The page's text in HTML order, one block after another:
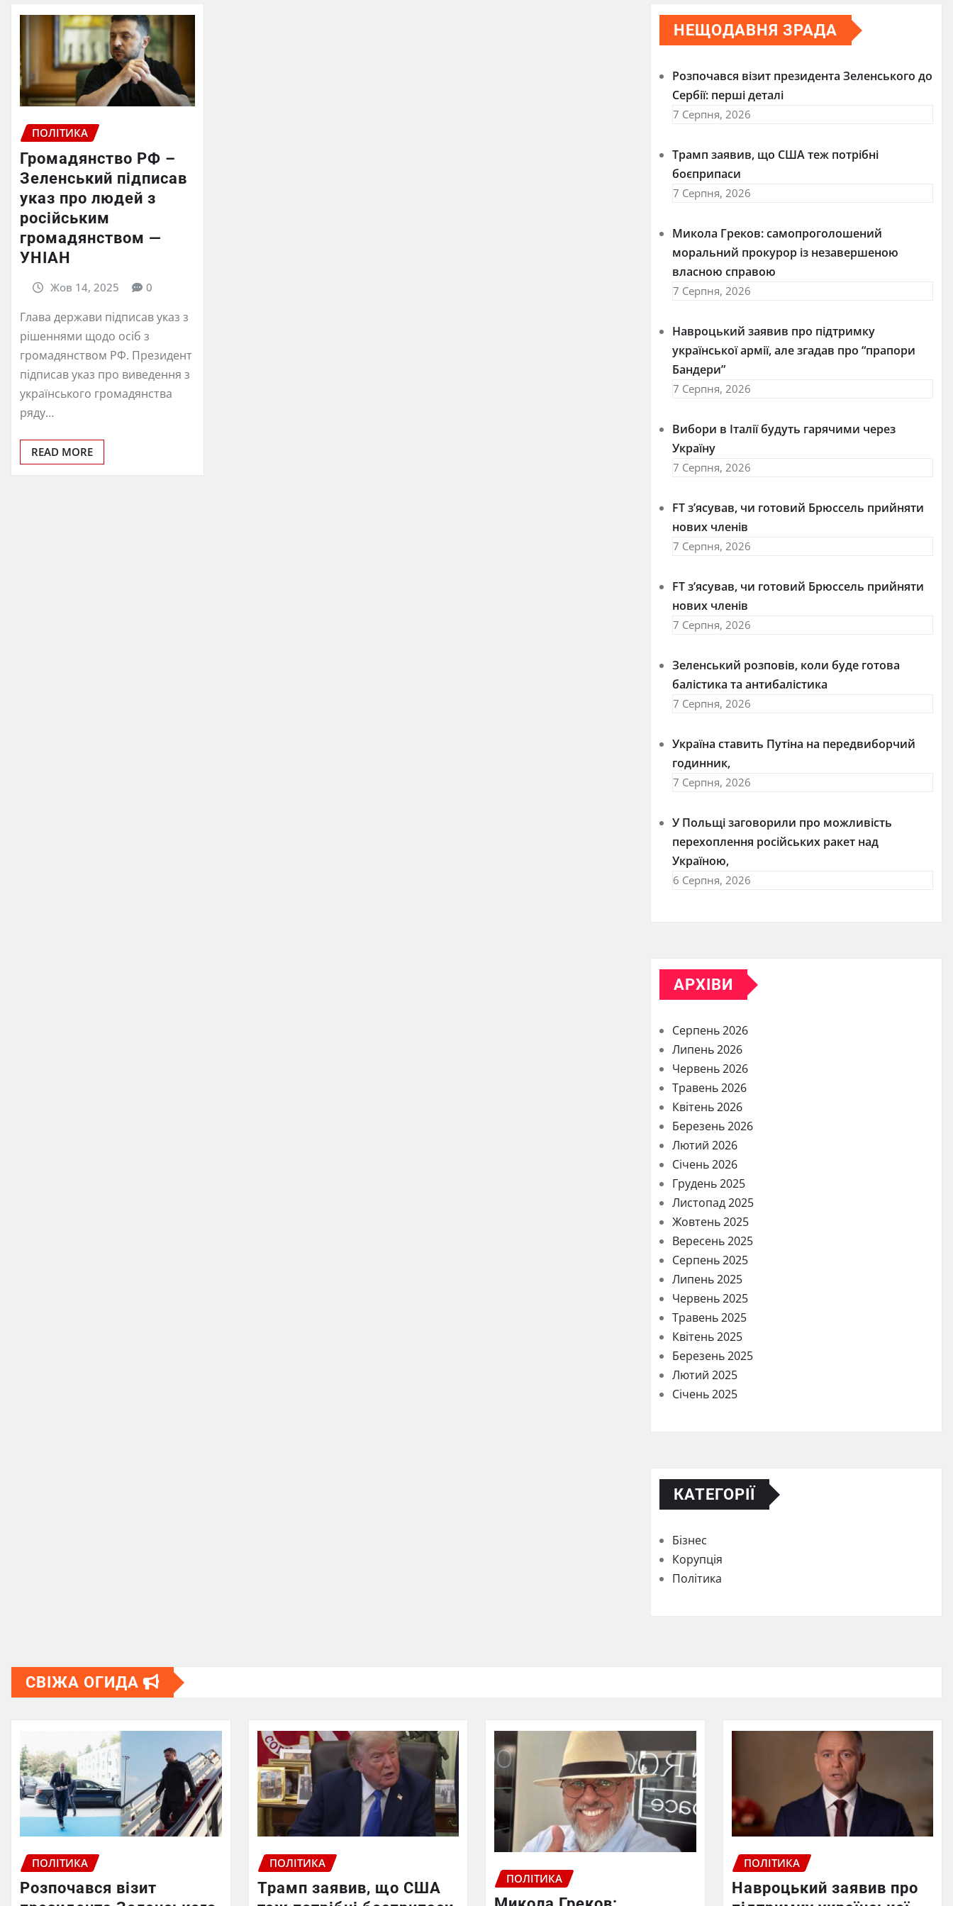
ПОЛІТИКА
Громадянство РФ –
Зеленський підписав
указ про людей з
російським
громадянством —
УНІАН
Жов 14, 2025 0
Глава держави підписав указ з
рішеннями щодо осіб з
громадянством РФ. Президент
підписав указ про виведення з
українського громадянства
ряду…
READ MORE
НЕЩОДАВНЯ ЗРАДА
Розпочався візит президента Зеленського до
Сербії: перші деталі
7 Серпня, 2026
Трамп заявив, що США теж потрібні
боєприпаси
7 Серпня, 2026
Микола Греков: самопроголошений
моральний прокурор із незавершеною
власною справою
7 Серпня, 2026
Навроцький заявив про підтримку
української армії, але згадав про “прапори
Бандери”
7 Серпня, 2026
Вибори в Італії будуть гарячими через
Україну
7 Серпня, 2026
FT зʼясував, чи готовий Брюссель прийняти
нових членів
7 Серпня, 2026
FT зʼясував, чи готовий Брюссель прийняти
нових членів
7 Серпня, 2026
Зеленський розповів, коли буде готова
балістика та антибалістика
7 Серпня, 2026
Україна ставить Путіна на передвиборчий
годинник,
7 Серпня, 2026
У Польщі заговорили про можливість
перехоплення російських ракет над
Україною,
6 Серпня, 2026
АРХІВИ
Серпень 2026
Липень 2026
Червень 2026
Травень 2026
Квітень 2026
Березень 2026
Лютий 2026
Січень 2026
Грудень 2025
Листопад 2025
Жовтень 2025
Вересень 2025
Серпень 2025
Липень 2025
Червень 2025
Травень 2025
Квітень 2025
Березень 2025
Лютий 2025
Січень 2025
КАТЕГОРІЇ
Бізнес
Корупція
Політика
СВІЖА ОГИДА
ПОЛІТИКА
Розпочався візит
ПОЛІТИКА
Трамп заявив, що США
ПОЛІТИКА
ПОЛІТИКА
Навроцький заявив про